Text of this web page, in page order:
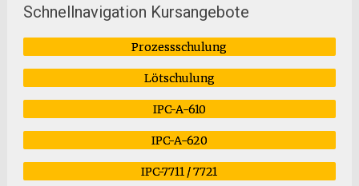
Schnellnavigation Kursangebote
Prozessschulung
Lötschulung
IPC-A-610
IPC-A-620
IPC-7711 / 7721